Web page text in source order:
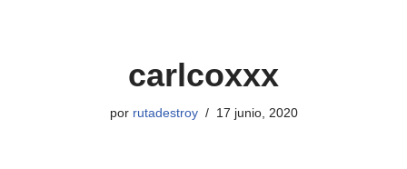
carlcoxxx
por rutadestroy 17 junio, 2020